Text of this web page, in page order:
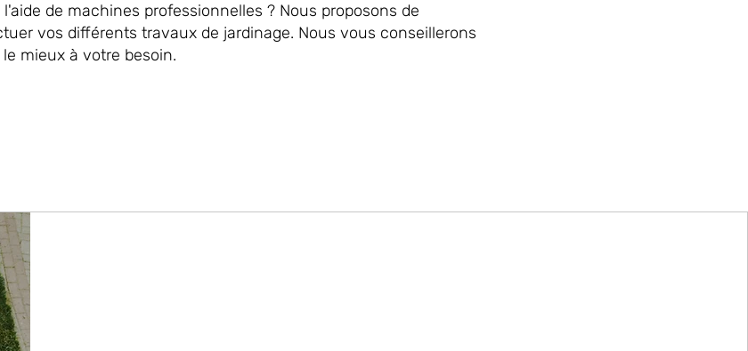
de machines professionnelles ? Nous proposons de
vos différents travaux de jardinage. Nous vous conseillerons
mieux à votre besoin.